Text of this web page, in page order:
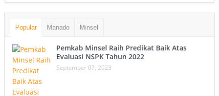
Popular Manado Minsel
Pemkab Minsel Raih Predikat Baik Atas
Evaluasi NSPK Tahun 2022
September 07, 2023